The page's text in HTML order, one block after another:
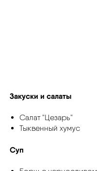
Закуски и салаты
Салат "Цезарь"
Тыквенный хумус
Суп